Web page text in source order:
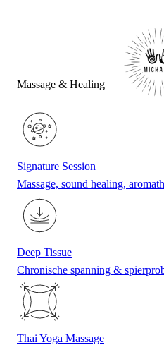
Massage & Healing
Signature Session
Massage, sound healing,
Deep Tissue
Chronische spanning &
Thai Yoga Massage